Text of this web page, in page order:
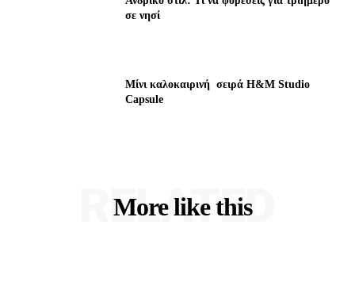
σε νησί
Μίνι καλοκαιρινή σειρά H&M Studio
Capsule
More like this
RELATED